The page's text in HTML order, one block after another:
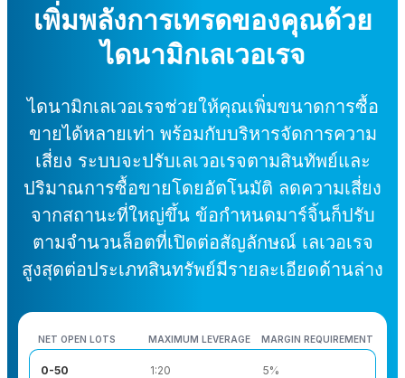
เพิ่มพลังการเทรดของคุณด้วย
ไดนามิกเลเวอเรจ
ไดนามิกเลเวอเรจช่วยให้คุณเพิ่มขนาดการซื้อ
ขายได้หลายเท่า พร้อมกับบริหารจัดการความ
เสี่ยง ระบบจะปรับเลเวอเรจตามสินทัพย์และ
ปริมาณการซื้อขายโดยอัตโนมัติ ลดความเสี่ยง
จากสถานะที่ใหญ่ขึ้น ข้อกำหนดมาร์จิ้นก็ปรับ
ตามจำนวนล็อตที่เปิดต่อสัญลักษณ์ เลเวอเรจ
สูงสุดต่อประเภทสินทรัพย์มีรายละเอียดด้านล่าง
NET OPEN LOTS MAXIMUM LEVERAGE MARGIN REQUIREMENT
NET OPEN LOTS MAXIMUM LEVERAGE MARGIN REQUIREMENT
0-50 1:20 5%